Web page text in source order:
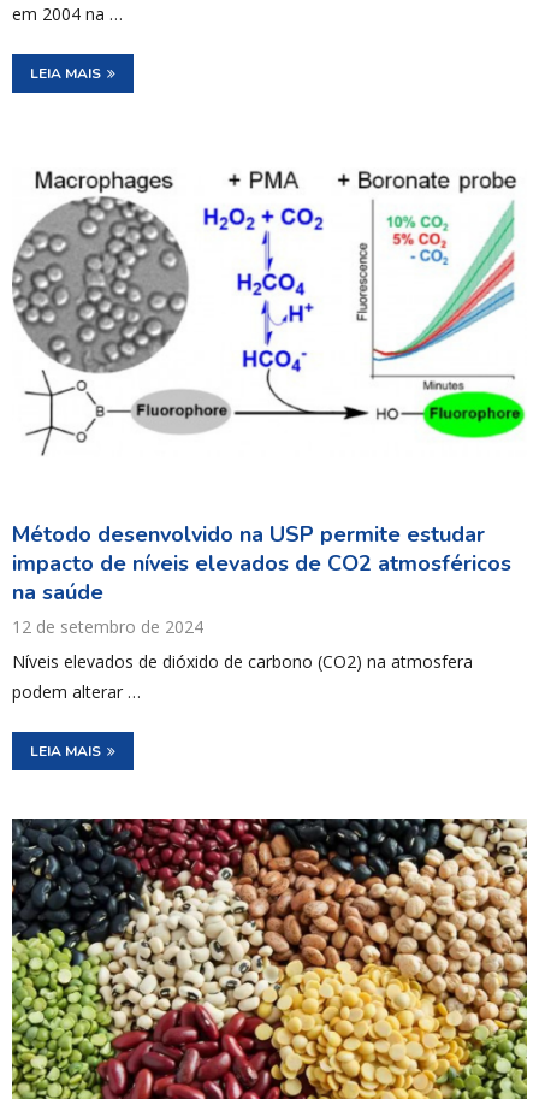
em 2004 na …
LEIA MAIS
Método desenvolvido na USP permite estudar
impacto de níveis elevados de CO2 atmosféricos
na saúde
12 de setembro de 2024
Níveis elevados de dióxido de carbono (CO2) na atmosfera
podem alterar …
LEIA MAIS